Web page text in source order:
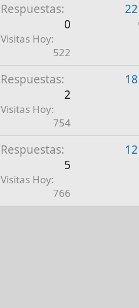
Respuestas
0
Visitas Hoy
522
Respuestas
2
Visitas Hoy
754
Respuestas
5
Visitas Hoy
766